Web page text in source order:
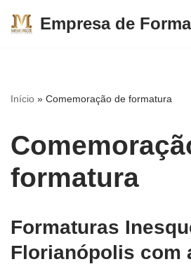
conteúdo
Empresa de
Início » Comemoração de formatura
formatura
Formaturas
Florianópolis com